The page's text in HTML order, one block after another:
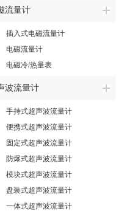
流量计
插入式电磁流量计
电磁流量计
电磁冷/热量表
波流量计
手持式超声波流量计
便携式超声波流量计
固定式超声波流量计
防爆式超声波流量计
模块式超声波流量计
盘装式超声波流量计
一体式超声波流量计